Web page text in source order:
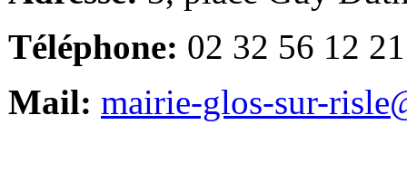
Téléphone: 02 32 56 12 21
Mail: mairie-glos-sur-